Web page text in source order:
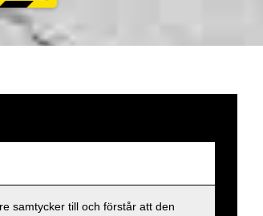
samtycker till och förstår att den